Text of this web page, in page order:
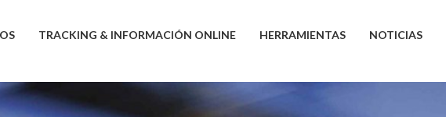
TRACKING & INFORMACIÓN ONLINE HERRAMIENTAS NOTICIAS